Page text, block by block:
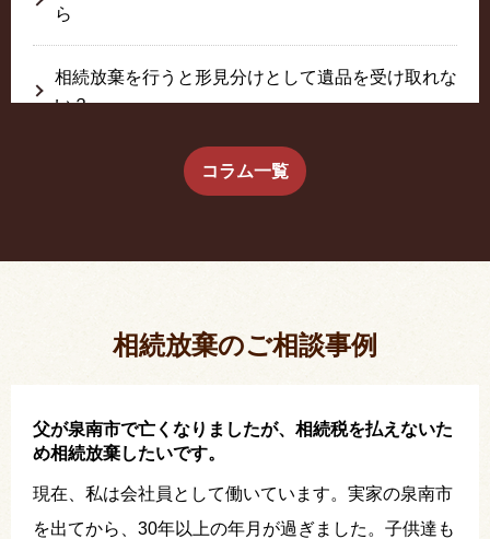
ら
相続放棄を行うと形見分けとして遺品を受け取れな
い？
生前に相続放棄すると約束した念書は有効か？
コラム一覧
相続放棄のご相談事例
父が泉南市で亡くなりましたが、相続税を払えないた
め相続放棄したいです。
現在、私は会社員として働いています。実家の泉南市
を出てから、30年以上の年月が過ぎました。子供達も